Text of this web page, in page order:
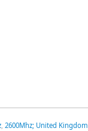
, 2600Mhz; United Kingdom